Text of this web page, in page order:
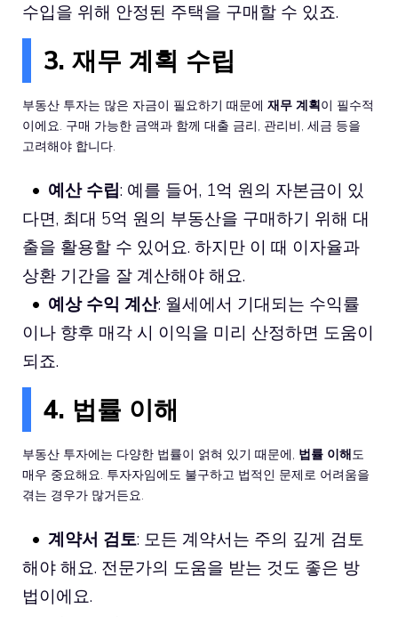
수입을 위해 안정된 주택을 구매할 수 있죠.
3. 재무 계획 수립
부동산 투자는 많은 자금이 필요하기 때문에 재무 계획이 필수적
이에요. 구매 가능한 금액과 함께 대출 금리, 관리비, 세금 등을
고려해야 합니다.
예산 수립: 예를 들어, 1억 원의 자본금이 있
다면, 최대 5억 원의 부동산을 구매하기 위해 대
출을 활용할 수 있어요. 하지만 이 때 이자율과
상환 기간을 잘 계산해야 해요.
예상 수익 계산: 월세에서 기대되는 수익률
이나 향후 매각 시 이익을 미리 산정하면 도움이
되죠.
4. 법률 이해
부동산 투자에는 다양한 법률이 얽혀 있기 때문에, 법률 이해도
매우 중요해요. 투자자임에도 불구하고 법적인 문제로 어려움을
겪는 경우가 많거든요.
계약서 검토: 모든 계약서는 주의 깊게 검토
해야 해요. 전문가의 도움을 받는 것도 좋은 방
법이에요.